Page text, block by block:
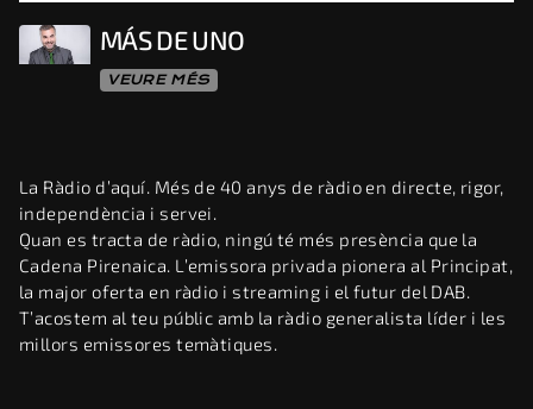
MÁS DE UNO
VEURE MÉS
La Ràdio d’aquí. Més de 40 anys de ràdio en directe, rigor,
independència i servei.
Quan es tracta de ràdio, ningú té més presència que la
Cadena Pirenaica. L’emissora privada pionera al Principat,
la major oferta en ràdio i streaming i el futur del DAB.
T’acostem al teu públic amb la ràdio generalista líder i les
millors emissores temàtiques.